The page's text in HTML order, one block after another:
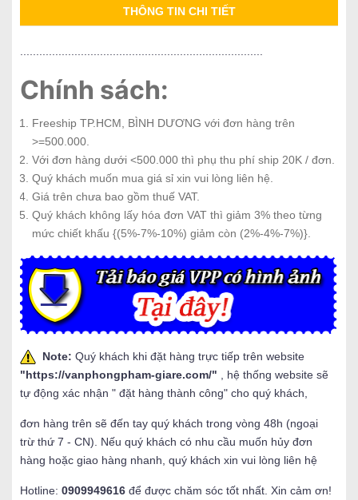
THÔNG TIN CHI TIẾT
Chính sách:
Freeship TP.HCM, BÌNH DƯƠNG với đơn hàng trên
>=500.000.
Với đơn hàng dưới <500.000 thì phụ thu phí ship 20K / đơn.
Quý khách muốn mua giá sỉ xin vui lòng liên hệ.
Giá trên chưa bao gồm thuế VAT.
Quý khách không lấy hóa đơn VAT thì giảm 3% theo từng
mức chiết khấu {(5%-7%-10%) giảm còn (2%-4%-7%)}.
Note: Quý khách khi đặt hàng trực tiếp trên website
"https://vanphongpham-giare.com/"
, hệ thống website sẽ
tự động xác nhận " đặt hàng thành công" cho quý khách,
đơn hàng trên sẽ đến tay quý khách trong vòng 48h (ngoại
trừ thứ 7 - CN). Nếu quý khách có nhu cầu muốn hủy đơn
hàng hoặc giao hàng nhanh, quý khách xin vui lòng liên hệ
Hotline: 0909949616 để được chăm sóc tốt nhất. Xin cảm ơn!